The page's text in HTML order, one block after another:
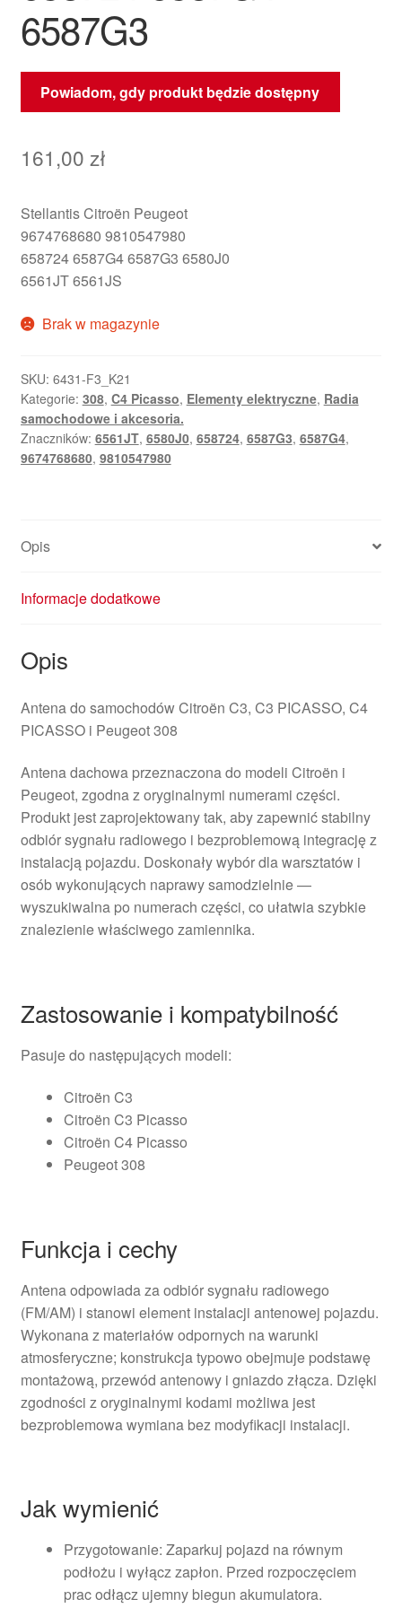
6587G3
Powiadom, gdy produkt będzie dostępny
161,00 zł
Stellantis Citroën Peugeot
9674768680 9810547980
658724 6587G4 6587G3 6580J0
6561JT 6561JS
Brak w magazynie
SKU: 6431-F3_K21
Kategorie: 308, C4 Picasso, Elementy elektryczne, Radia
samochodowe i akcesoria.
Znaczników: 6561JT, 6580J0, 658724, 6587G3, 6587G4,
9674768680, 9810547980
Opis
Informacje dodatkowe
Opis
Antena do samochodów Citroën C3, C3 PICASSO, C4
PICASSO i Peugeot 308
Antena dachowa przeznaczona do modeli Citroën i
Peugeot, zgodna z oryginalnymi numerami części.
Produkt jest zaprojektowany tak, aby zapewnić stabilny
odbiór sygnału radiowego i bezproblemową integrację z
instalacją pojazdu. Doskonały wybór dla warsztatów i
osób wykonujących naprawy samodzielnie —
wyszukiwalna po numerach części, co ułatwia szybkie
znalezienie właściwego zamiennika.
Zastosowanie i kompatybilność
Pasuje do następujących modeli:
Citroën C3
Citroën C3 Picasso
Citroën C4 Picasso
Peugeot 308
Funkcja i cechy
Antena odpowiada za odbiór sygnału radiowego
(FM/AM) i stanowi element instalacji antenowej pojazdu.
Wykonana z materiałów odpornych na warunki
atmosferyczne; konstrukcja typowo obejmuje podstawę
montażową, przewód antenowy i gniazdo złącza. Dzięki
zgodności z oryginalnymi kodami możliwa jest
bezproblemowa wymiana bez modyfikacji instalacji.
Jak wymienić
Przygotowanie: Zaparkuj pojazd na równym
podłożu i wyłącz zapłon. Przed rozpoczęciem
prac odłącz ujemny biegun akumulatora.